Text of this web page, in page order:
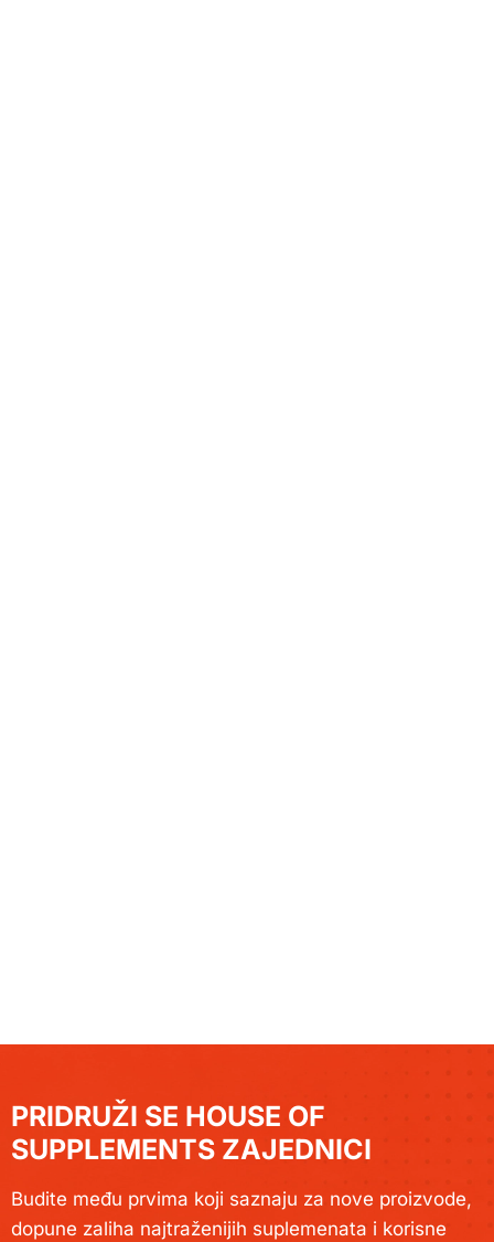
PRIDRUŽI SE HOUSE OF
SUPPLEMENTS ZAJEDNICI
Budite među prvima koji saznaju za nove proizvode,
dopune zaliha najtraženijih suplemenata i korisne